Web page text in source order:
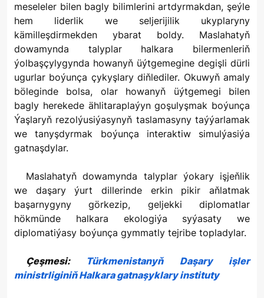
meseleler bilen bagly bilimlerini artdyrmakdan, şeýle
hem liderlik we seljerijilik ukyplaryny
kämilleşdirmekden ybarat boldy. Maslahatyň
dowamynda talyplar halkara bilermenleriň
ýolbaşçylygynda howanyň üýtgemegine degişli dürli
ugurlar boýunça çykyşlary diňlediler. Okuwyň amaly
böleginde bolsa, olar howanyň üýtgemegi bilen
bagly herekede ählitaraplaýyn goşulyşmak boýunça
Ýaşlaryň rezolýusiýasynyň taslamasyny taýýarlamak
we tanyşdyrmak boýunça interaktiw simulýasiýa
gatnaşdylar.
Maslahatyň dowamynda talyplar ýokary işjeňlik
we daşary ýurt dillerinde erkin pikir aňlatmak
başarnygyny görkezip, geljekki diplomatlar
hökmünde halkara ekologiýa syýasaty we
diplomatiýasy boýunça gymmatly tejribe topladylar.
Çeşmesi:
Türkmenistanyň Daşary işler
ministrliginiň Halkara gatnaşyklary instituty